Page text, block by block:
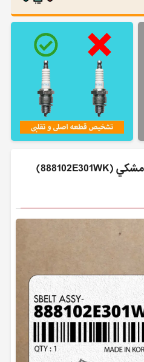
كمربند ايمني جلو چپ مشكي (888102E301WK)